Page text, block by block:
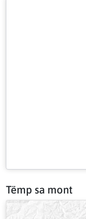
Tëmp sa mont